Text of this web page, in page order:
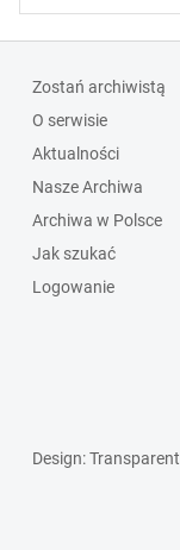
Zostań archiwistą
O serwisie
Aktualności
Nasze Archiwa
Archiwa w Polsce
Jak szukać
Logowanie
Design: Transparent